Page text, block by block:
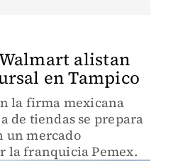
alistan
en Tampico
la firma mexicana
de tiendas se prepara
un mercado
la franquicia Pemex.